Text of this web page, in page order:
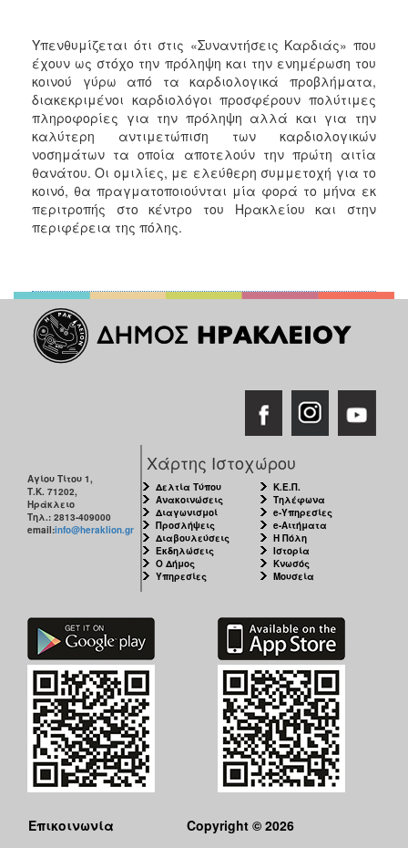
Υπενθυμίζεται ότι στις «Συναντήσεις Καρδιάς» που
έχουν ως στόχο την πρόληψη και την ενημέρωση του
κοινού γύρω από τα καρδιολογικά προβλήματα,
διακεκριμένοι καρδιολόγοι προσφέρουν πολύτιμες
πληροφορίες για την πρόληψη αλλά και για την
καλύτερη αντιμετώπιση των καρδιολογικών
νοσημάτων τα οποία αποτελούν την πρώτη αιτία
θανάτου. Οι ομιλίες, με ελεύθερη συμμετοχή για το
κοινό, θα πραγματοποιούνται μία φορά το μήνα εκ
περιτροπής στο κέντρο του Ηρακλείου και στην
περιφέρεια της πόλης.
Αγίου Τίτου 1,
Τ.Κ. 71202,
Ηράκλειο
Τηλ.: 2813-409000
email:info@heraklion.gr
Χάρτης Ιστοχώρου
Δελτία Τύπου
Ανακοινώσεις
Διαγωνισμοί
Προσλήψεις
Διαβουλεύσεις
Εκδηλώσεις
Ο Δήμος
Υπηρεσίες
Κ.Ε.Π.
Τηλέφωνα
e-Υπηρεσίες
e-Αιτήματα
Η Πόλη
Ιστορία
Κνωσός
Μουσεία
Επικοινωνία Copyright © 2026